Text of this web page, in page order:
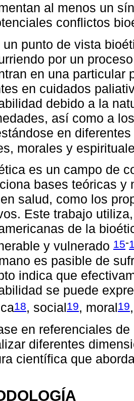
al menos un
conflictos
un punto de vista
por un
en una particular
en cuidados
debido a la
así como a
en
morales y
es un campo de
bases teóricas y
salud, como los
Este trabajo
de la
y vulnerado 15-
es pasible de
indica que
se puede
18, social19, moral19
en referenciales
diferentes
científica que